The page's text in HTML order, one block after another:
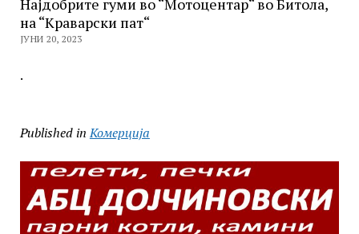
Најдобрите гуми во “Мотоцентар“ во Битола,
на “Краварски пат“
ЈУНИ 20, 2023
.
Published in Комерција